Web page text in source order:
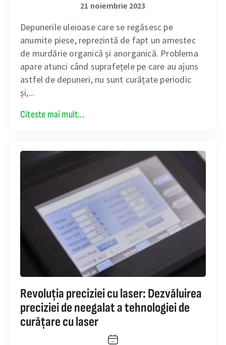
21 noiembrie 2023
Depunerile uleioase care se regăsesc pe
anumite piese, reprezintă de fapt un amestec
de murdărie organică și anorganică. Problema
apare atunci când suprafețele pe care au ajuns
astfel de depuneri, nu sunt curățate periodic
și,...
Citeste mai mult...
Revoluția preciziei cu laser: Dezvăluirea
preciziei de neegalat a tehnologiei de
curățare cu laser